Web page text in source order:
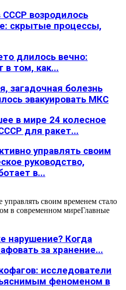
СССР возродилось
скрытые процессы,
длилось вечно:
в том, как...
загадочная болезнь
эвакуировать МКС
в мире 24 колесное
для ракет...
управлять своим
руководство,
в...
своим временем стало
в современном миреГлавные
нарушение? Когда
за хранение...
исследователи
феноменом в